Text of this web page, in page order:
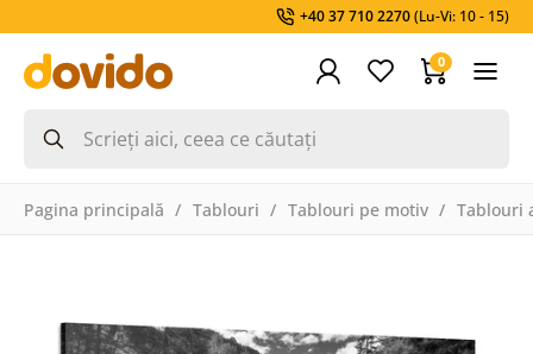
+40 37 710 2270(Lu-Vi: 10 - 15)
0
Pagina principală Tablouri Tablouri pe motiv Tablouri